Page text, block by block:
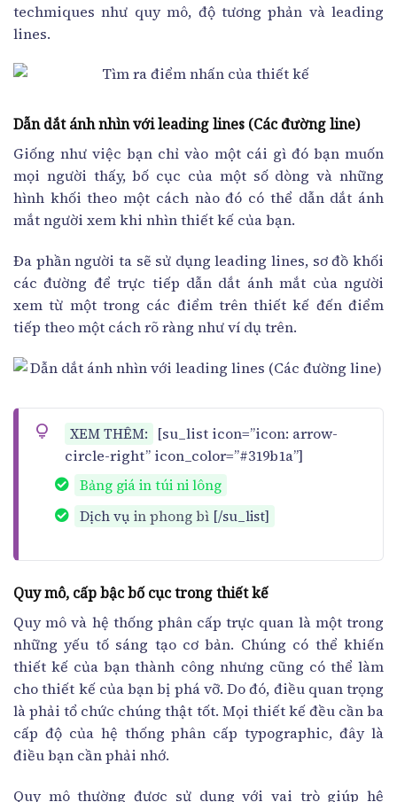
techmiques như quy mô, độ tương phản và leading
lines.
Dẫn dắt ánh nhìn với leading lines (Các đường line)
Giống như việc bạn chỉ vào một cái gì đó bạn muốn
mọi người thấy, bố cục của một số dòng và những
hình khối theo một cách nào đó có thể dẫn dắt ánh
mắt người xem khi nhìn thiết kế của bạn.
Đa phần người ta sẽ sử dụng leading lines, sơ đồ khối
các đường để trực tiếp dẫn dắt ánh mắt của người
xem từ một trong các điểm trên thiết kế đến điểm
tiếp theo một cách rõ ràng như ví dụ trên.
XEM THÊM:
[su_list icon=”icon: arrow-
circle-right” icon_color=”#319b1a”]
Bảng giá in túi ni lông
Dịch vụ in phong bì[/su_list]
Quy mô, cấp bậc bố cục trong thiết kế
Quy mô và hệ thống phân cấp trực quan là một trong
những yếu tố sáng tạo cơ bản. Chúng có thể khiến
thiết kế của bạn thành công nhưng cũng có thể làm
cho thiết kế của bạn bị phá vỡ. Do đó, điều quan trọng
là phải tổ chức chúng thật tốt. Mọi thiết kế đều cần ba
cấp độ của hệ thống phân cấp typographic, đây là
điều bạn cần phải nhớ.
Quy mô thường được sử dụng với vai trò giúp hệ